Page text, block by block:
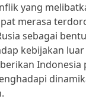
yang
merasa
sebagai
kebijakan luar
Indonesia